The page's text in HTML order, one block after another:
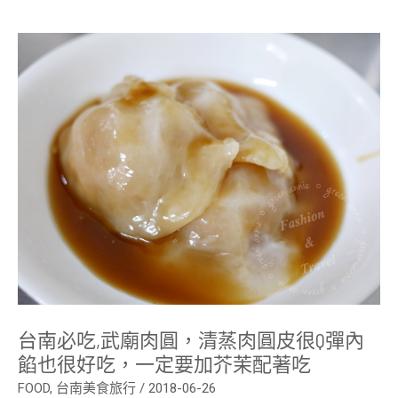
台南必吃,武廟肉圓，清蒸肉圓皮很Q彈內
餡也很好吃，一定要加芥茉配著吃
FOOD, 台南美食旅行 / 2018-06-26
南
圓，
清
肉
圓
皮
餡
很
好
吃，
一
定